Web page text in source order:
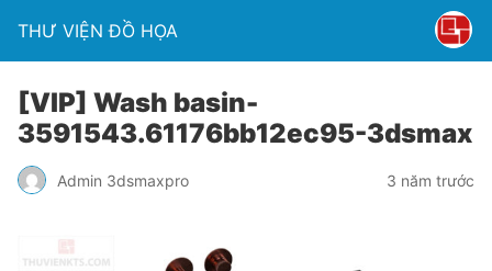
THƯ VIỆN ĐỒ HỌA
[VIP] Wash basin-
3591543.61176bb12ec95-3dsmax
Admin 3dsmaxpro 3 năm trước